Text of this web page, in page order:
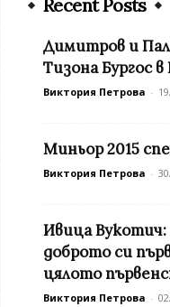
Recent Posts
Димитров и
Тизона Бургос
Виктория Петрова -
Миньор 2015
Виктория Петрова -
Ивица
доброто си
цялото
Виктория Петрова -